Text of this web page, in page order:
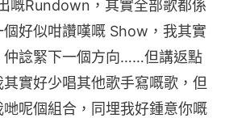
嘅Rundown，其實全部歌都係
好似咁讚嘆嘅 Show，我其實
仲諗緊下一個方向……但講返點
實好少唱其他歌手寫嘅歌，但
呢個組合，同埋我好鍾意你嘅